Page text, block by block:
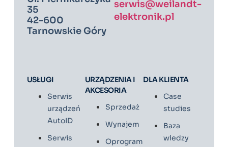
35
42-600
Tarnowskie Góry
serwis@weilandt-
elektronik.pl
USŁUGI
Serwis
urządzeń
AutoID
Serwis
URZĄDZENIA I
AKCESORIA
Sprzedaż
Wynajem
Oprogramowanie
DLA KLIENTA
Case
studies
Baza
wiedzy